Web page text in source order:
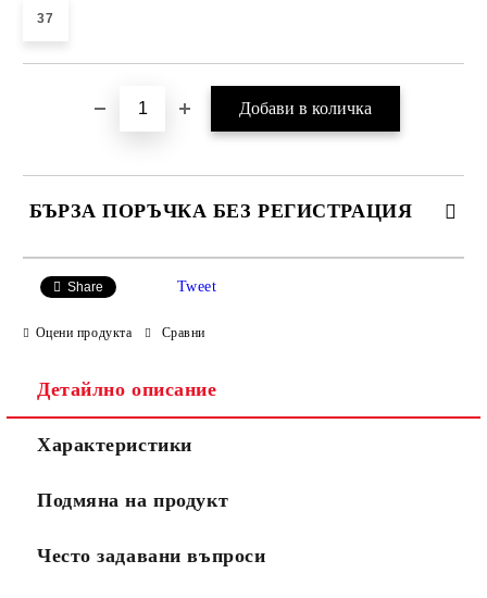
37
БЪРЗА ПОРЪЧКА БЕЗ РЕГИСТРАЦИЯ
Share Tweet
Оцени продукта Сравни
Детайлно описание
Характеристики
Подмяна на продукт
Често задавани въпроси